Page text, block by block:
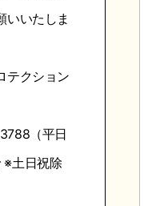
いいたしま
テクション
（平日
※土日祝除